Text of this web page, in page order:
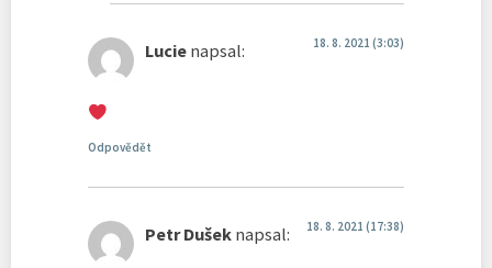
Lucie napsal: 18. 8. 2021 (3:03)
Odpovědět
Petr Dušek napsal: 18. 8. 2021 (17:38)